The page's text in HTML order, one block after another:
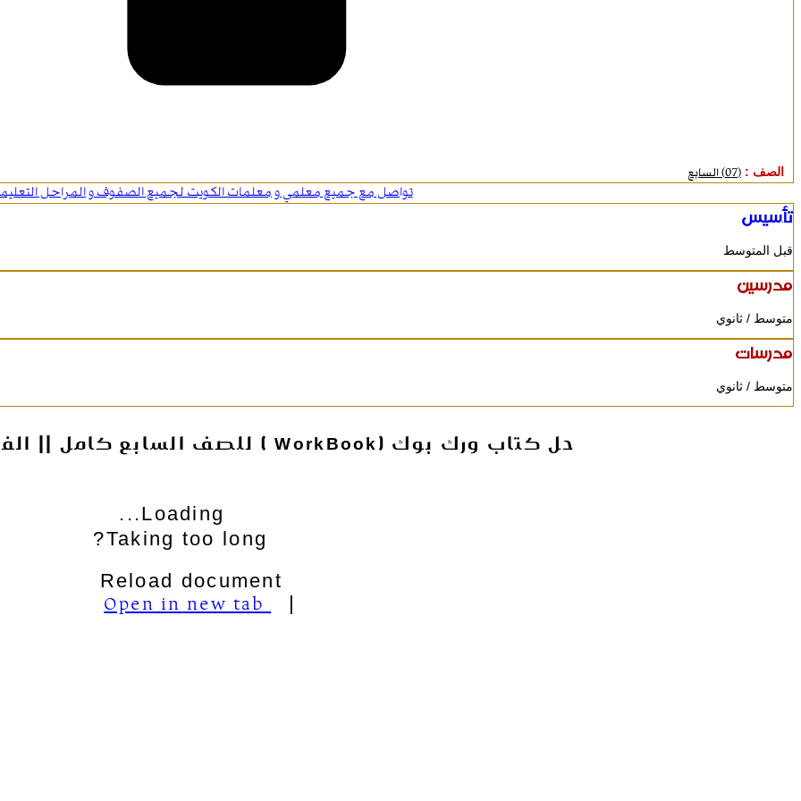
الصف : (07) السابع
تواصل مع جميع معلمي و معلمات الكويت لجميع الصفوف و المراحل
تأسيس
قبل المتوسط
مدرسين
متوسط / ثانوي
مدرسات
متوسط / ثانوي
حل كتاب ورك بوك (WorkBook ) للصف السابع كامل || الفصل الدراسي الأول
Loading...
Taking too long?
|
Open in new tab